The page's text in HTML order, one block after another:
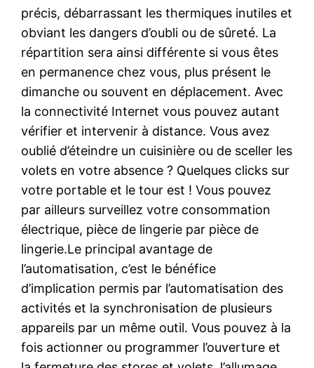
précis, débarrassant les thermiques inutiles et
obviant les dangers d’oubli ou de sûreté. La
répartition sera ainsi différente si vous êtes
en permanence chez vous, plus présent le
dimanche ou souvent en déplacement. Avec
la connectivité Internet vous pouvez autant
vérifier et intervenir à distance. Vous avez
oublié d’éteindre un cuisinière ou de sceller les
volets en votre absence ? Quelques clicks sur
votre portable et le tour est ! Vous pouvez
par ailleurs surveillez votre consommation
électrique, pièce de lingerie par pièce de
lingerie.Le principal avantage de
l’automatisation, c’est le bénéfice
d’implication permis par l’automatisation des
activités et la synchronisation de plusieurs
appareils par un même outil. Vous pouvez à la
fois actionner ou programmer l’ouverture et